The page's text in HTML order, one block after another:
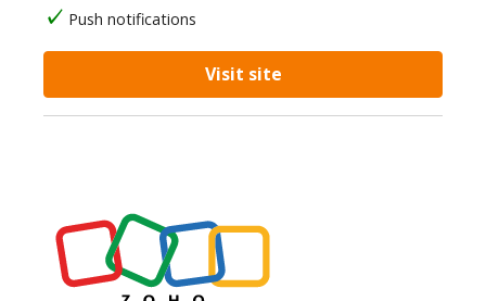
Push notifications
Visit site